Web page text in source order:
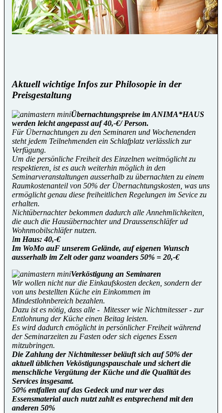
Aktuell wichtige Infos zur Philosopie in der
Preisgestaltung
Übernachtungspreise im ANIMA*HAUS
werden leicht angepasst auf 40,-€/ Person.
Für Übernachtungen zu den Seminaren und Wochenenden
steht jedem Teilnehmenden ein Schlafplatz verlässlich zur
Verfügung.
Um die persönliche Freiheit des Einzelnen weitmöglicht zu
respektieren, ist es auch weiterhin möglich in den
Seminarveranstaltungen ausserhalb zu übernachten zu einem
Raumkostenanteil von 50% der Übernachtungskosten, was uns
ermöglicht genau diese freiheitlichen Regelungen im Sevice zu
erhalten.
Nichtübernachter bekommen dadurch alle Annehmlichkeiten,
die auch die Hausübernachter und Draussenschläfer ud
Wohnmobilschläfer nutzen.
Im Haus: 40,-€
Im WoMo auF unserem Gelände, auf eigenen Wunsch
ausserhalb im Zelt oder ganz woanders 50% = 20,-€
Verköstigung an Seminaren
Wir wollen nicht nur die Einkaufskosten decken, sondern der
von uns bestellten Küche ein Einkommen im
Mindestlohnbereich bezahlen.
Dazu ist es nötig, dass alle - Mitesser wie Nichtmitesser - zur
Entlohnung der Küche einen Beitag leisten.
Es wird dadurch emöglicht in persönlicher Freiheit während
der Seminarzeiten zu Fasten oder sich eigenes Essen
mitzubringen.
Die Zahlung der Nichtmitesser beläuft sich auf 50% der
aktuell üblichen Veköstigungspauschale und sichert die
menschliche Vergütung der Küche und die Qualität des
Services insgesamt.
50% entfallen auf das Gedeck und nur wer das
Essensmaterial auch nutzt zahlt es entsprechend mit den
anderen 50%